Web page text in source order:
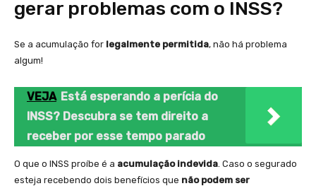
gerar problemas com o INSS?
Se a acumulação for legalmente permitida, não há problema
algum!
VEJA Está esperando a perícia do
INSS? Descubra se tem direito a
receber por esse tempo parado
O que o INSS proíbe é a acumulação indevida. Caso o segurado
esteja recebendo dois benefícios que não podem ser